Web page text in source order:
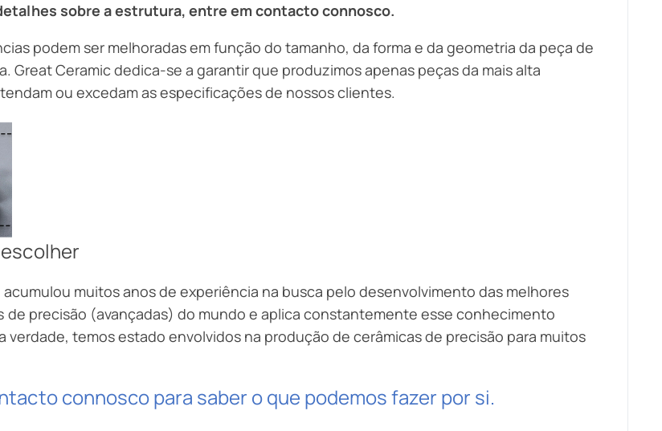
sobre a estrutura, entre em contacto connosco.
podem ser melhoradas em função do tamanho, da forma e da geometria da peça de
Great Ceramic dedica-se a garantir que produzimos apenas peças da mais alta
ou excedam as especificações de nossos clientes.
acumulou muitos anos de experiência na busca pelo desenvolvimento das melhores
de precisão (avançadas) do mundo e aplica constantemente esse conhecimento
verdade, temos estado envolvidos na produção de cerâmicas de precisão para muitos
connosco para saber o que podemos fazer por si.